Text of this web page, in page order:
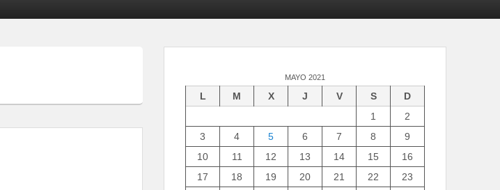
MAYO 2021
L M X J V S
D
1
2
3
4 5 6 7 8
9
10
11 12 13 14 15
16
17
18 19 20 21 22
23